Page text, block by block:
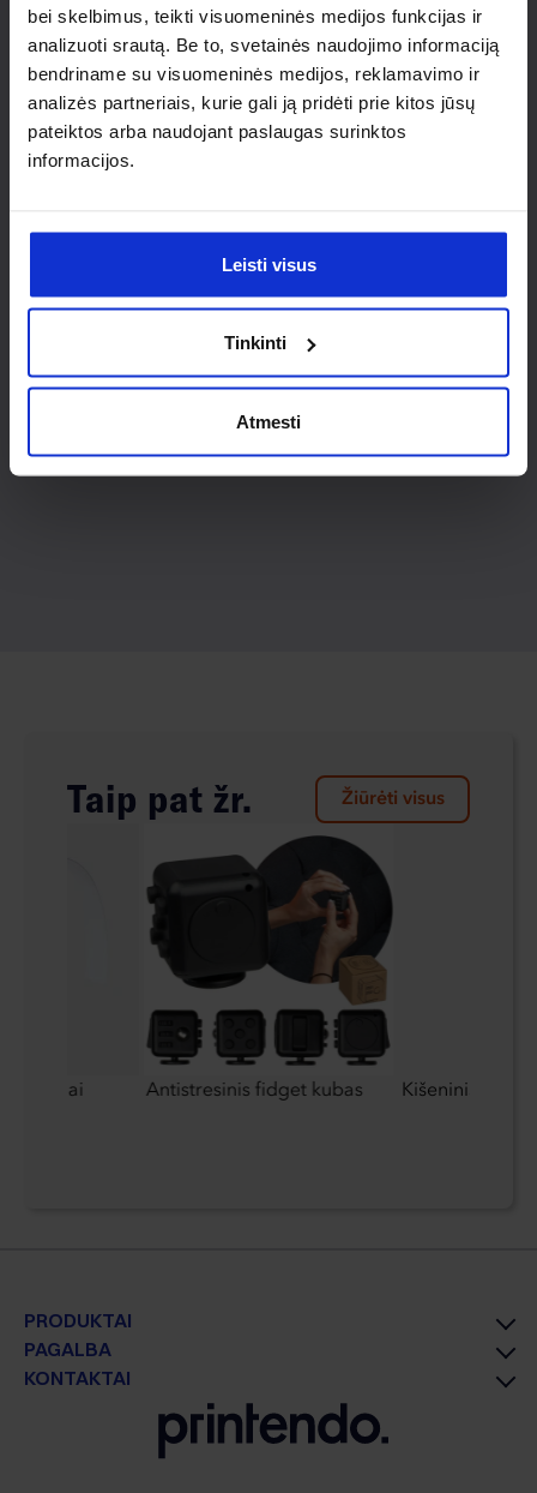
bei skelbimus, teikti visuomeninės medijos funkcijas ir
analizuoti srautą. Be to, svetainės naudojimo informaciją
bendriname su visuomeninės medijos, reklamavimo ir
analizės partneriais, kurie gali ją pridėti prie kitos jūsų
pateiktos arba naudojant paslaugas surinktos
informacijos.
Leisti visus
Tinkinti
Atmesti
Susisiek su mumis dėl
nestandartinio produkto aptarimo.
Susisiekti
Taip pat žr. Žiūrėti visus
Antistresinis fidget kubas Kišeninis peilis
PRODUKTAI
PAGALBA
KONTAKTAI